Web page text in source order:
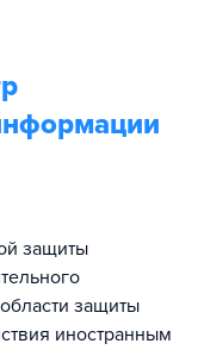
защиты
защиты
иностранным